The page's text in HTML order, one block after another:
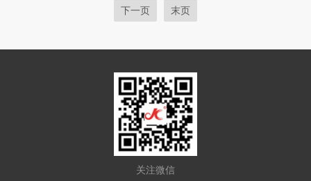
下一页 末页
关注微信